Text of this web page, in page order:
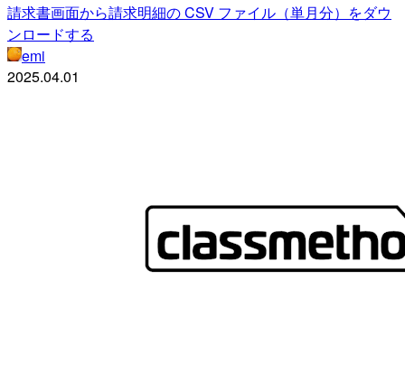
請求書画面から請求明細の CSV ファイル（単月分）をダウ
ンロードする
emi
2025.04.01